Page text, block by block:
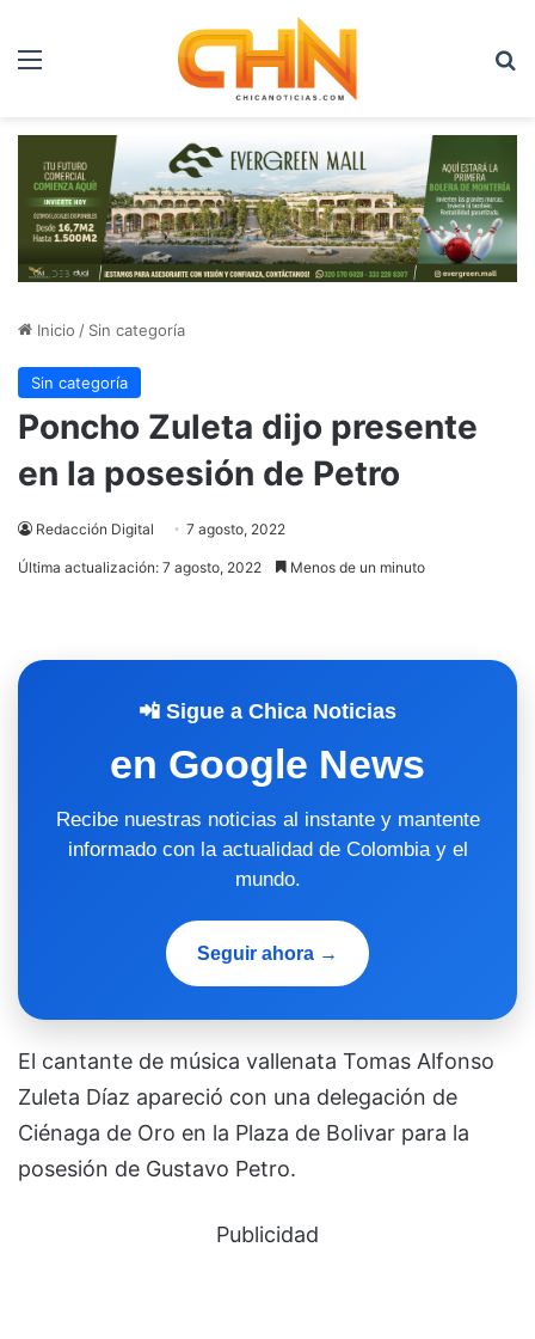
Menú
Inicio / Sin categoría
Sin categoría
Poncho Zuleta dijo presente
en la posesión de Petro
Redacción Digital 7 agosto, 2022
Última actualización: 7 agosto, 2022 Menos de un minuto
📲 Sigue a Chica Noticias
en Google News
Recibe nuestras noticias al instante y mantente
informado con la actualidad de Colombia y el
mundo.
Seguir ahora →
El cantante de música vallenata Tomas Alfonso
Zuleta Díaz apareció con una delegación de
Ciénaga de Oro en la Plaza de Bolivar para la
posesión de Gustavo Petro.
Publicidad